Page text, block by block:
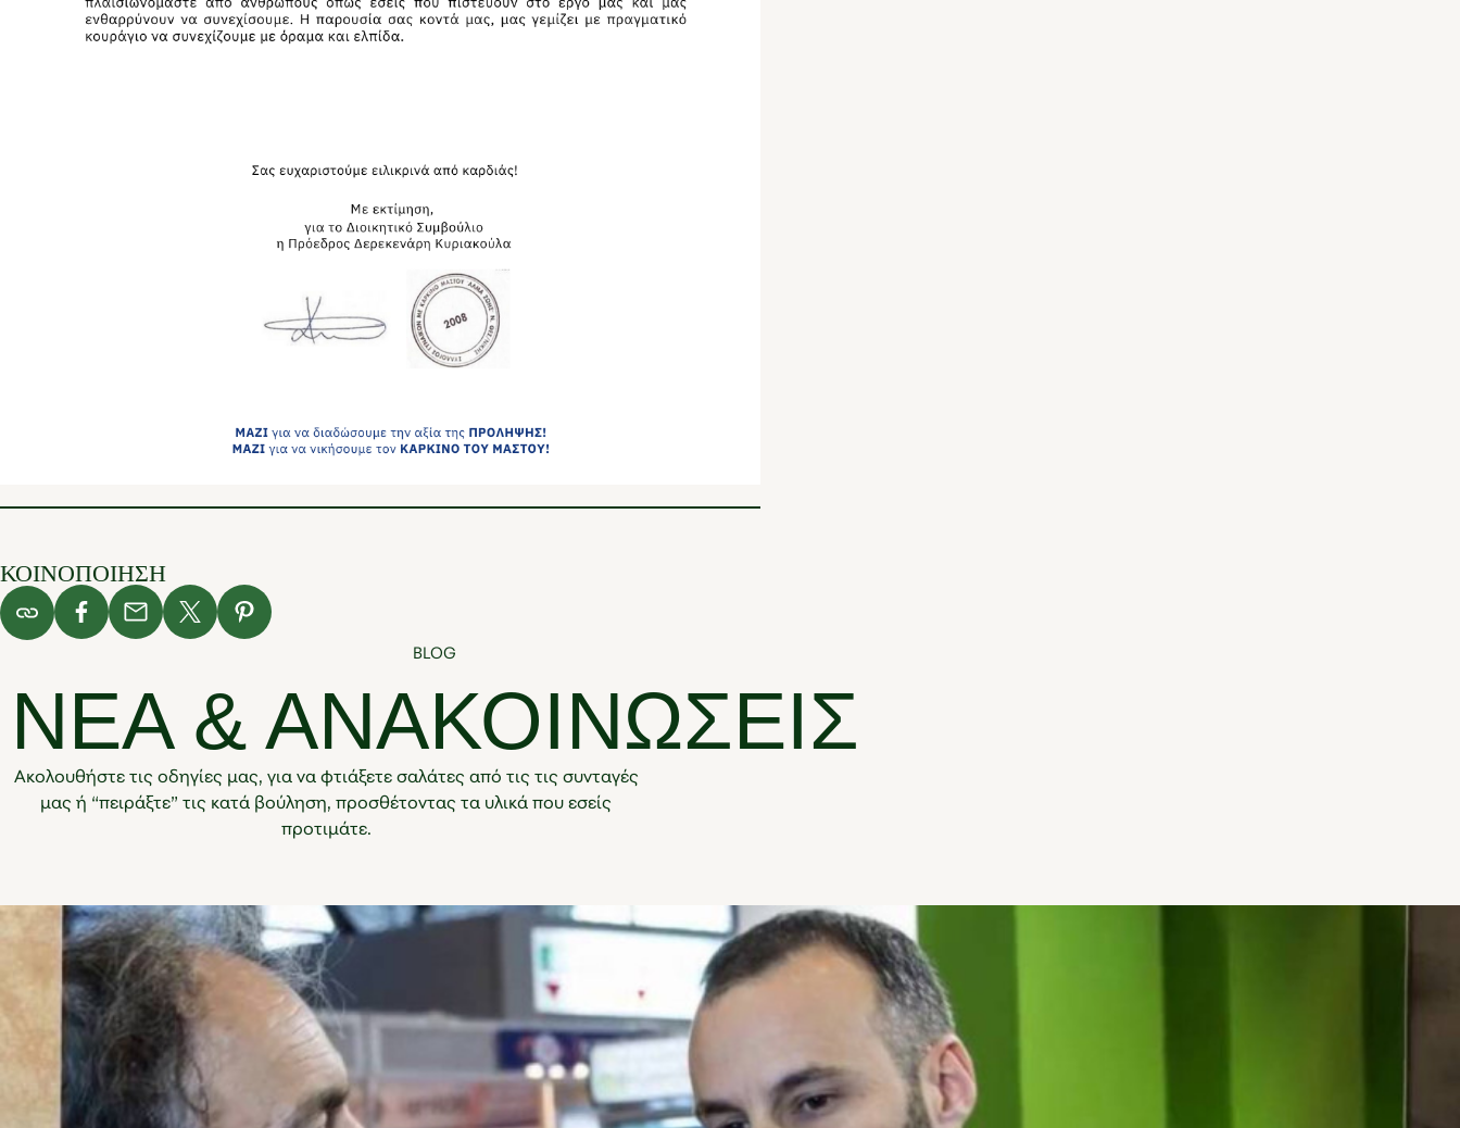
ΚΟΙΝΟΠΟΙΗΣΗ
BLOG
ΝΕΑ & ΑΝΑΚΟΙΝΩΣΕΙΣ
Ακολουθήστε τις οδηγίες μας, για να φτιάξετε σαλάτες από τις τις συνταγές
μας ή “πειράξτε” τις κατά βούληση, προσθέτοντας τα υλικά που εσείς
προτιμάτε.